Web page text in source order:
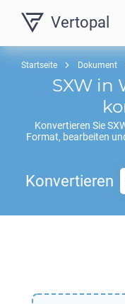
Vertopal
Startseite Dokument
SXWin
Konvertieren Sie
Format, bearbeiten
Konvertieren